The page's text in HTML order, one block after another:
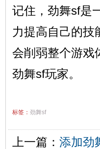
记住，劲舞sf是
力提高自己的技
会削弱整个游戏
劲舞sf玩家。
标签： 劲舞sf
上一篇： 添加劲